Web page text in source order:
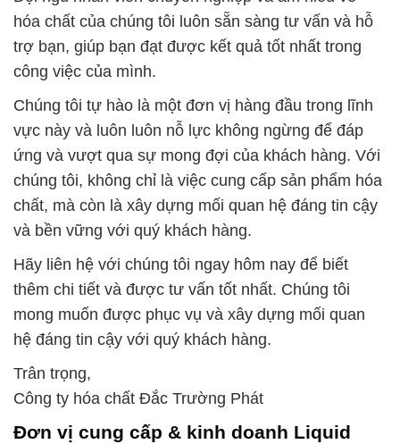
hóa chất của chúng tôi luôn sẵn sàng tư vấn và hỗ
trợ bạn, giúp bạn đạt được kết quả tốt nhất trong
công việc của mình.
Chúng tôi tự hào là một đơn vị hàng đầu trong lĩnh
vực này và luôn luôn nỗ lực không ngừng để đáp
ứng và vượt qua sự mong đợi của khách hàng. Với
chúng tôi, không chỉ là việc cung cấp sản phẩm hóa
chất, mà còn là xây dựng mối quan hệ đáng tin cậy
và bền vững với quý khách hàng.
Hãy liên hệ với chúng tôi ngay hôm nay để biết
thêm chi tiết và được tư vấn tốt nhất. Chúng tôi
mong muốn được phục vụ và xây dựng mối quan
hệ đáng tin cậy với quý khách hàng.
Trân trọng,
Công ty hóa chất Đắc Trường Phát
Đơn vị cung cấp & kinh doanh Liquid